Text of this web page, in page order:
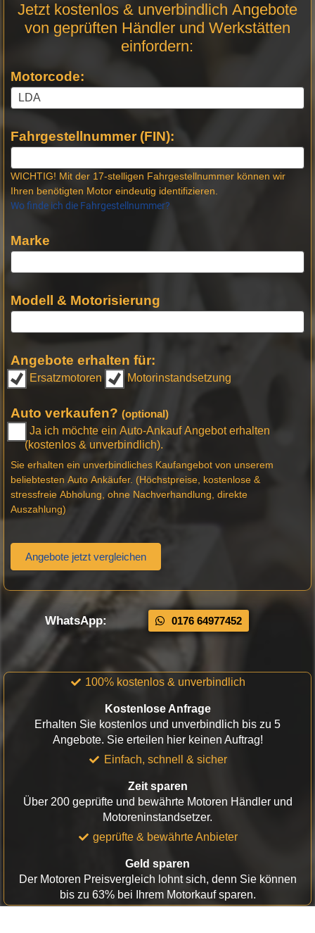
Anfrage
Stellen
Jetzt kostenlos & unverbindlich Angebote
von geprüften Händler und Werkstätten
einfordern:
Motorcode:
Fahrgestellnummer (FIN):
WICHTIG! Mit der 17-stelligen Fahrgestellnummer können wir
Ihren benötigten Motor eindeutig identifizieren.
Wo finde ich die Fahrgestellnummer?
Marke
Modell & Motorisierung
Angebote erhalten für:
Ersatzmotoren Motorinstandsetzung
Auto verkaufen? (optional)
Ja ich möchte ein Auto-Ankauf Angebot erhalten
(kostenlos & unverbindlich).
Sie erhalten ein unverbindliches Kaufangebot von unserem
beliebtesten Auto Ankäufer. (Höchstpreise, kostenlose &
stressfreie Abholung, ohne Nachverhandlung, direkte
Auszahlung)
Angebote jetzt vergleichen
WhatsApp: 0176 64977452
100% kostenlos & unverbindlich
Kostenlose Anfrage
Erhalten Sie kostenlos und unverbindlich bis zu 5
Angebote. Sie erteilen hier keinen Auftrag!
Einfach, schnell & sicher
Zeit sparen
Über 200 geprüfte und bewährte Motoren Händler und
Motoreninstandsetzer.
geprüfte & bewährte Anbieter
Geld sparen
Der Motoren Preisvergleich lohnt sich, denn Sie können
bis zu 63% bei Ihrem Motorkauf sparen.